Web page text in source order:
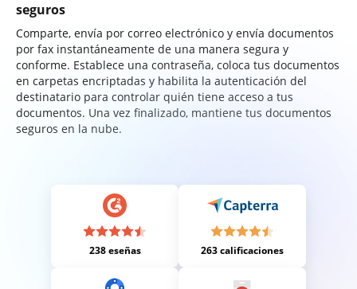
seguros
Comparte, envía por correo electrónico y envía documentos
por fax instantáneamente de una manera segura y
conforme. Establece una contraseña, coloca tus documentos
en carpetas encriptadas y habilita la autenticación del
destinatario para controlar quién tiene acceso a tus
documentos. Una vez finalizado, mantiene tus documentos
seguros en la nube.
238 eseñas 263 calificaciones